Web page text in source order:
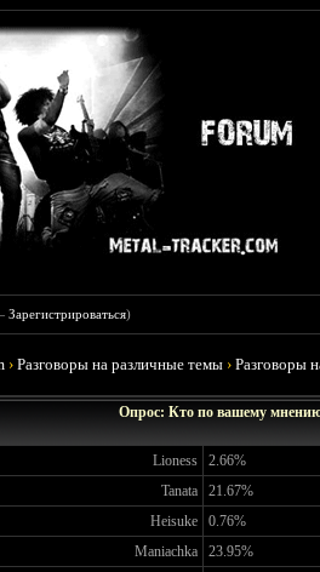
Зарегистрироваться)
›Разговоры на различные темы ›Разговоры
Опрос: Кто по вашему
Lioness
2.66%
Tanata
21.67%
Heisuke
0.76%
Maniachka
23.95%